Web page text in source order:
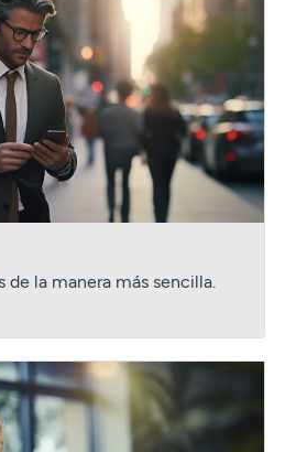
de la manera más sencilla.